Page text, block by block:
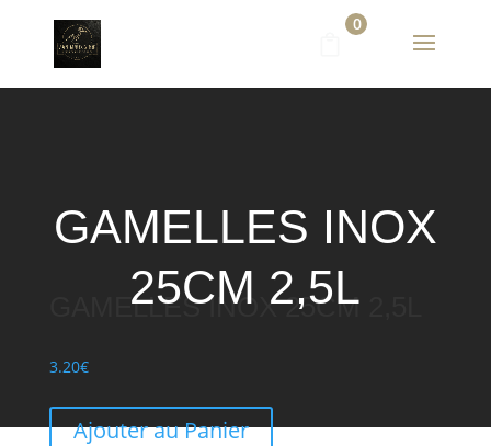
0
GAMELLES INOX
25CM 2,5L
GAMELLES INOX 25CM 2,5L
3.20€
Ajouter au Panier